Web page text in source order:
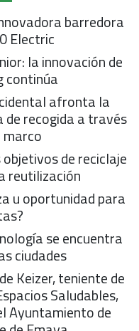
barredora
Electric
la innovación de
continúa
afronta la
de recogida a través
marco
de reciclaje
reutilización
u oportunidad para
se encuentra
ciudades
Keizer, teniente de
Saludables,
Ayuntamiento de